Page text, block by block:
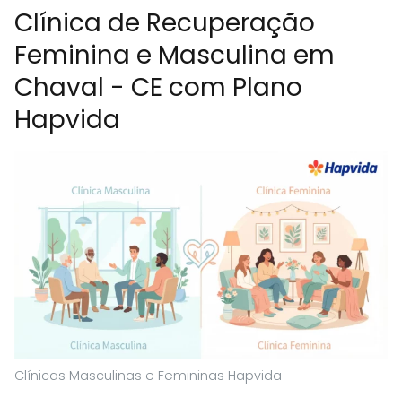
Clínica de Recuperação
Feminina e Masculina em
Chaval - CE com Plano
Hapvida
Clínicas Masculinas e Femininas Hapvida